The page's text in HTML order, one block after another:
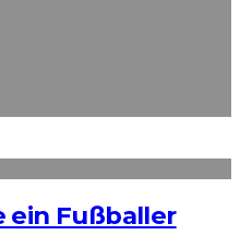
ein Fußballer